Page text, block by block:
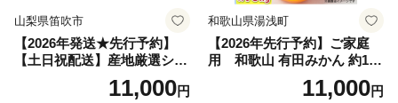
山梨県笛吹市
【2026年発送★先行予約】
【土日祝配送】産地厳選シャ
インマスカット1.2kg～1.3kg
（2房～3房）※沖縄・離島配
11,000円
和歌山県湯浅町
【2026年先行予約】ご家庭
用 和歌山 有田みかん 約10k
g (2L、3Lサイズ)【湯浅町】
11,000円